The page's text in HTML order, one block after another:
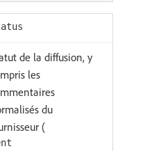
de la diffusion, y
les
du
(